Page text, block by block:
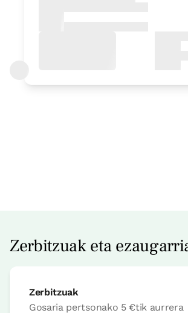
Logela
Zerbitzuak eta
Zerbitzuak
Gosaria pertsonako 5 €tik aurrera